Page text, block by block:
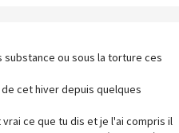
ou sous la torture ces
cet hiver depuis quelques
ce que tu dis et je l'ai compris il